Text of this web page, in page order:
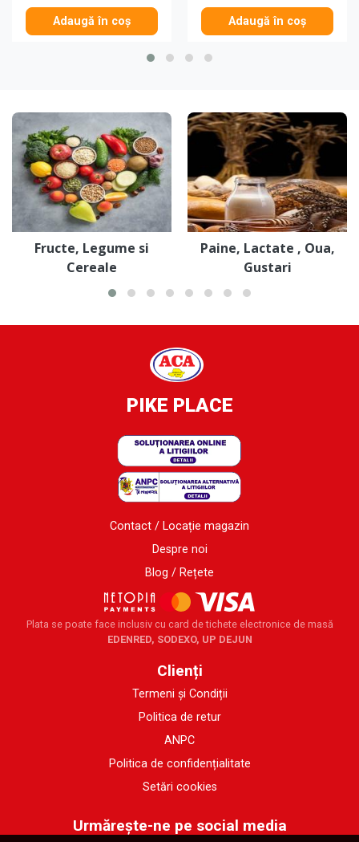
Adaugă în coș Adaugă în coș
Fructe, Legume si
Cereale
Paine, Lactate , Oua,
Gustari
PIKE PLACE
Contact / Locație magazin
Despre noi
Blog / Rețete
Plata se poate face inclusiv cu card de tichete electronice de masă
EDENRED, SODEXO, UP DEJUN
Clienți
Termeni și Condiții
Politica de retur
ANPC
Politica de confidențialitate
Setări cookies
Urmărește-ne pe social media